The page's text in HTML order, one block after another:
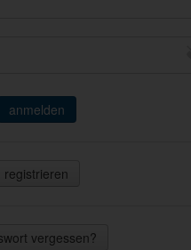
anmelden
registrieren
vergessen?